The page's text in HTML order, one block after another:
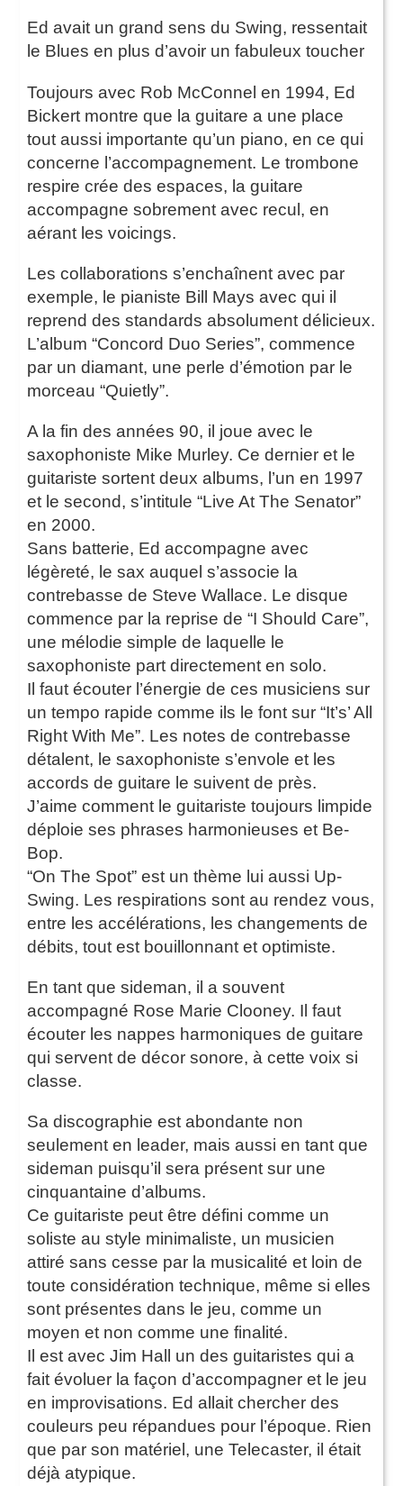
Ed avait un grand sens du Swing, ressentait
le Blues en plus d’avoir un fabuleux toucher
Toujours avec Rob McConnel en 1994, Ed
Bickert montre que la guitare a une place
tout aussi importante qu’un piano, en ce qui
concerne l’accompagnement. Le trombone
respire crée des espaces, la guitare
accompagne sobrement avec recul, en
aérant les voicings.
Les collaborations s’enchaînent avec par
exemple, le pianiste Bill Mays avec qui il
reprend des standards absolument délicieux.
L’album “Concord Duo Series”, commence
par un diamant, une perle d’émotion par le
morceau “Quietly”.
A la fin des années 90, il joue avec le
saxophoniste Mike Murley. Ce dernier et le
guitariste sortent deux albums, l’un en 1997
et le second, s’intitule “Live At The Senator”
en 2000.
Sans batterie, Ed accompagne avec
légèreté, le sax auquel s’associe la
contrebasse de Steve Wallace. Le disque
commence par la reprise de “I Should Care”,
une mélodie simple de laquelle le
saxophoniste part directement en solo.
Il faut écouter l’énergie de ces musiciens sur
un tempo rapide comme ils le font sur “It’s’ All
Right With Me”. Les notes de contrebasse
détalent, le saxophoniste s’envole et les
accords de guitare le suivent de près.
J’aime comment le guitariste toujours limpide
déploie ses phrases harmonieuses et Be-
Bop.
“On The Spot” est un thème lui aussi Up-
Swing. Les respirations sont au rendez vous,
entre les accélérations, les changements de
débits, tout est bouillonnant et optimiste.
En tant que sideman, il a souvent
accompagné Rose Marie Clooney. Il faut
écouter les nappes harmoniques de guitare
qui servent de décor sonore, à cette voix si
classe.
Sa discographie est abondante non
seulement en leader, mais aussi en tant que
sideman puisqu’il sera présent sur une
cinquantaine d’albums.
Ce guitariste peut être défini comme un
soliste au style minimaliste, un musicien
attiré sans cesse par la musicalité et loin de
toute considération technique, même si elles
sont présentes dans le jeu, comme un
moyen et non comme une finalité.
Il est avec Jim Hall un des guitaristes qui a
fait évoluer la façon d’accompagner et le jeu
en improvisations. Ed allait chercher des
couleurs peu répandues pour l’époque. Rien
que par son matériel, une Telecaster, il était
déjà atypique.